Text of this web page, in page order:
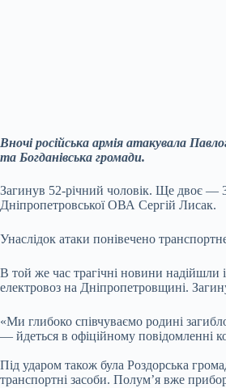
Вночі російська армія атакувала
та Богданівська громади.
Загинув 52-річний чоловік. Ще двоє —
Дніпропетровської ОВА Сергій Лисак.
Унаслідок атаки понівечено
В той же час трагічні новини надійшли
електровоз на Дніпропетровщині.
«Ми глибоко співчуваємо родині
— йдеться в офіційному повідомленні
Під ударом також була Роздорська
транспортні засоби. Полум’я вже